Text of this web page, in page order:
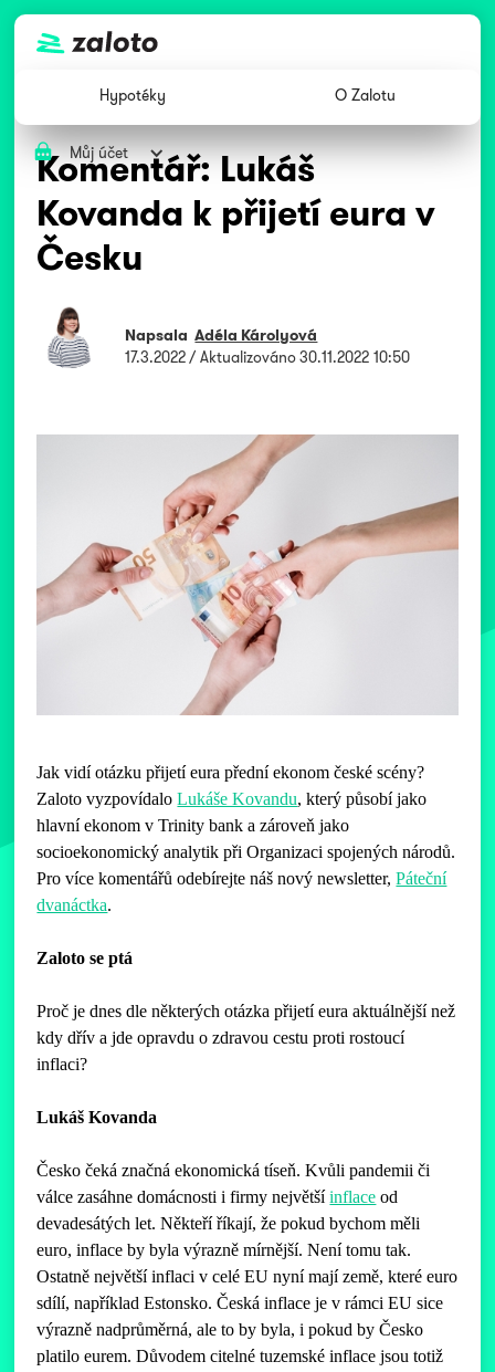
Hypotéky O Zalotu
Můj účet
Komentář: Lukáš
Kovanda k přijetí eura v
Česku
Napsala Adéla Károlyová
17.3.2022/ Aktualizováno30.11.2022 10:50
Jak vidí otázku přijetí eura přední ekonom české scény?
Zaloto vyzpovídaloLukáše Kovandu, který působí jako
hlavní ekonom v Trinity bank a zároveň jako
socioekonomický analytik při Organizaci spojených národů.
Pro více komentářů odebírejte náš nový newsletter,Páteční
dvanáctka.
Zaloto se ptá
Proč je dnes dle některých otázka přijetí eura aktuálnější než
kdy dřív a jde opravdu o zdravou cestu proti rostoucí
inflaci?
Lukáš Kovanda
Česko čeká značná ekonomická tíseň. Kvůli pandemii či
válce zasáhne domácnosti i firmy největšíinflace od
devadesátých let. Někteří říkají, že pokud bychom měli
euro, inflace by byla výrazně mírnější. Není tomu tak.
Ostatně největší inflaci v celé EU nyní mají země, které euro
sdílí, například Estonsko. Česká inflace je v rámci EU sice
výrazně nadprůměrná, ale to by byla, i pokud by Česko
platilo eurem. Důvodem citelné tuzemské inflace jsou totiž